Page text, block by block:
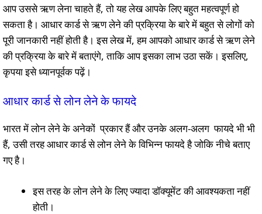
आप उससे ऋण लेना चाहते हैं, तो यह लेख आपके लिए बहुत महत्वपूर्ण हो
सकता है। आधार कार्ड से ऋण लेने की प्रक्रिया के बारे में बहुत से लोगों को
पूरी जानकारी नहीं होती है। इस लेख में, हम आपको आधार कार्ड से ऋण लेने
की प्रक्रिया के बारे में बताएंगे, ताकि आप इसका लाभ उठा सकें। इसलिए,
कृपया इसे ध्यानपूर्वक पढ़ें।
आधार कार्ड से लोन लेने के फायदे
भारत में लोन लेने के अनेकों प्रकार हैं और उनके अलग-अलग फायदे भी भी
हैं, उसी तरह आधार कार्ड से लोन लेने के विभिन्न फायदे है जोकि नीचे बताए
गए है।
इस तरह के लोन लेने के लिए ज्यादा डॉक्यूमेंट की आवश्यकता नहीं
होती।